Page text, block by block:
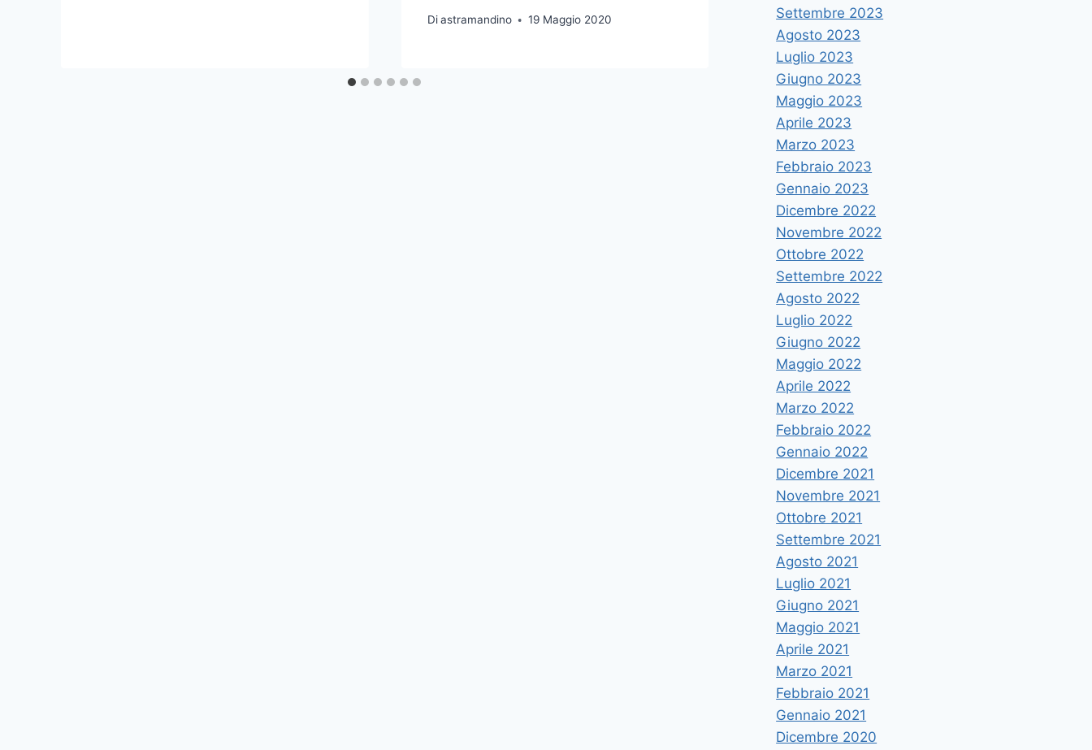
Di astramandino 19 Maggio 2020
Settembre 2023
Agosto 2023
Luglio 2023
Giugno 2023
Maggio 2023
Aprile 2023
Marzo 2023
Febbraio 2023
Gennaio 2023
Dicembre 2022
Novembre 2022
Ottobre 2022
Settembre 2022
Agosto 2022
Luglio 2022
Giugno 2022
Maggio 2022
Aprile 2022
Marzo 2022
Febbraio 2022
Gennaio 2022
Dicembre 2021
Novembre 2021
Ottobre 2021
Settembre 2021
Agosto 2021
Luglio 2021
Giugno 2021
Maggio 2021
Aprile 2021
Marzo 2021
Febbraio 2021
Gennaio 2021
Dicembre 2020